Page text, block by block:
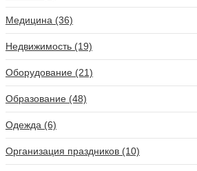
Медицина (36)
Недвижимость (19)
Оборудование (21)
Образование (48)
Одежда (6)
Организация праздников (10)